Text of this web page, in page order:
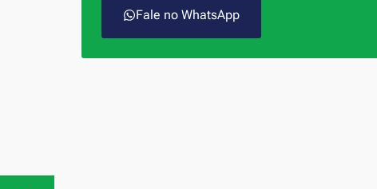
Fale no WhatsApp